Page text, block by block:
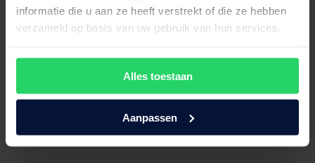
informatie die u aan ze heeft verstrekt of die ze hebben
verzameld op basis van uw gebruik van hun services.
Alles toestaan
Aanpassen